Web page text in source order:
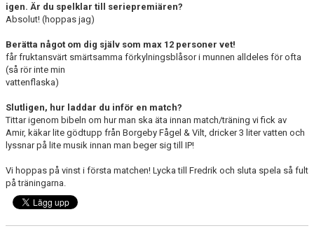
igen. Är du spelklar till seriepremiären?
Absolut! (hoppas jag)
Berätta något om dig själv som max 12 personer vet!
får fruktansvärt smärtsamma förkylningsblåsor i munnen alldeles för ofta
(så rör inte min
vattenflaska)
Slutligen, hur laddar du inför en match?
Tittar igenom bibeln om hur man ska äta innan match/träning vi fick av
Amir, käkar lite gödtupp från Borgeby Fågel & Vilt, dricker 3 liter vatten och
lyssnar på lite musik innan man beger sig till IP!
Vi hoppas på vinst i första matchen! Lycka till Fredrik och sluta spela så fult
på träningarna.